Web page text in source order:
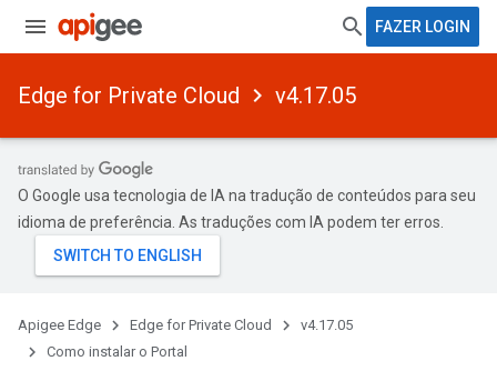
FAZER LOGIN
Edge for Private Cloud v4.17.05
O Google usa tecnologia de IA na tradução de conteúdos para seu
idioma de preferência. As traduções com IA podem ter erros.
Apigee Edge Edge for Private Cloud
v4.17.05
Como instalar o Portal